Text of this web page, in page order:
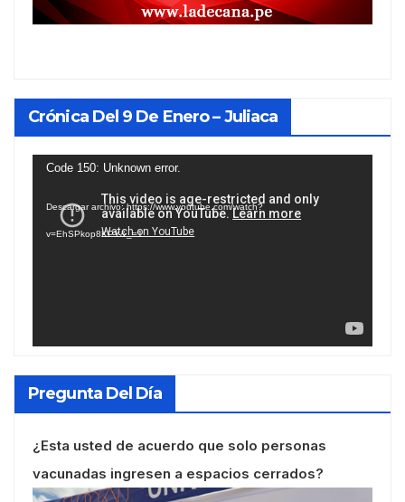
Crónica Del 9 De Enero – Juliaca
Reproductor
vídeo
Code 150: Unknown error.
Descargar archivo: https://www.youtube.com/watch?
v=EhSPkop8KPY&_=1
Pregunta Del Día
¿Esta usted de acuerdo que solo personas
vacunadas ingresen a espacios cerrados?